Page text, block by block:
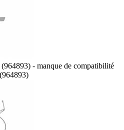
- manque de compatibilité